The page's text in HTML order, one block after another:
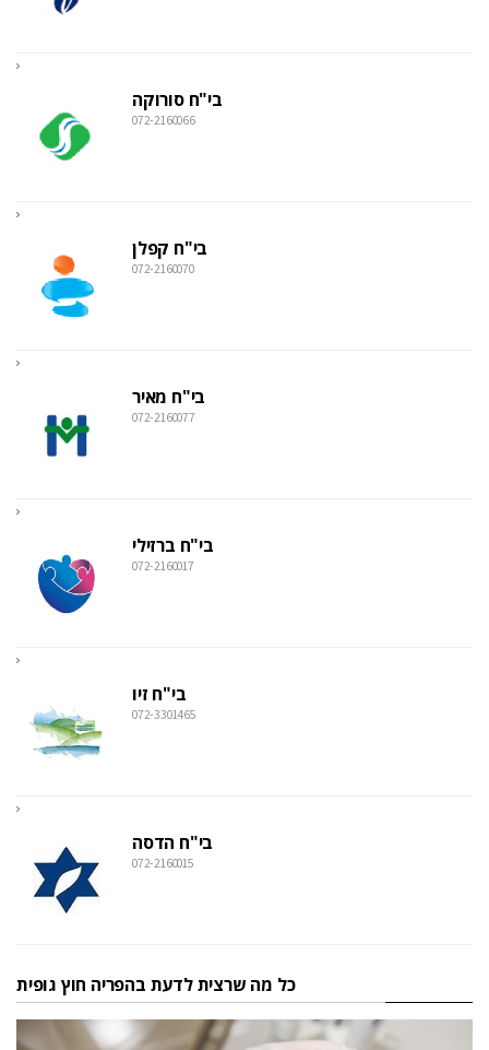
בי"ח סורוקה
072-2160066
בי"ח קפלן
072-2160070
בי"ח מאיר
072-2160077
בי"ח ברזילי
072-2160017
בי"ח זיו
072-3301465
בי"ח הדסה
072-2160015
כל מה שרצית לדעת בהפריה חוץ גופית